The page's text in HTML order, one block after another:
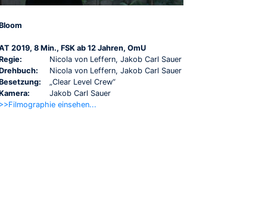
2019, 8 Min., FSK ab 12 Jahren, OmU
Nicola von Leffern, Jakob Carl Sauer
Nicola von Leffern, Jakob Carl Sauer
„Clear Level Crew“
Jakob Carl Sauer
>>Filmographie einsehen...